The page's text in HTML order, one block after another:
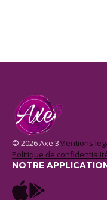
© 2026 Axe 3Mentions
Politique de
NOTRE